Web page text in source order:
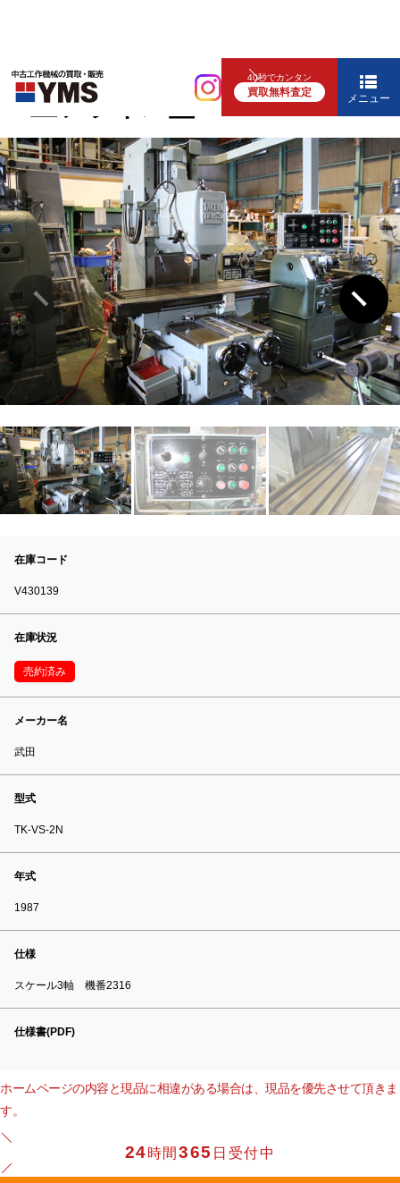
40秒でカンタン
買取無料査定 メニュー
汎用フライス盤
#2立フライス盤
在庫コード
V430139
在庫状況
売約済み
メーカー名
武田
型式
TK-VS-2N
年式
1987
仕様
スケール3軸 機番2316
仕様書(PDF)
ホームページの内容と現品に相違がある場合は、現品を優先させて頂きま
す。
24時間365 日受付中